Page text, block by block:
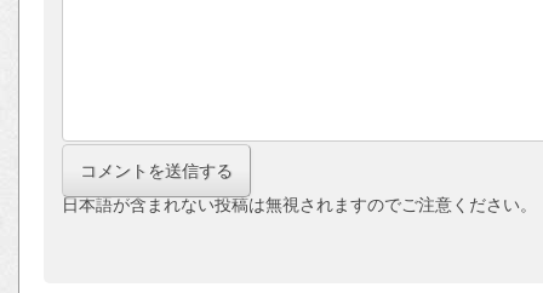
日本語が含まれない投稿は無視されますのでご注意ください